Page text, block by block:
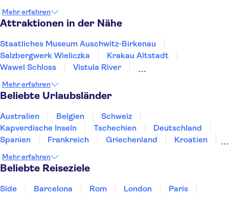
Mehr erfahren
Attraktionen in der Nähe
Staatliches Museum Auschwitz-Birkenau
Salzbergwerk Wieliczka
Krakau Altstadt
Wawel Schloss
Vistula River
Kazimierz-Viertel
Wawel Cathedral
Altstadt Warschau
Vistula River
Old Town Gdansk
Gdańsk Town Hall
Wroclaw Old Town
Mehr erfahren
Beliebte Urlaubsländer
Australien Belgien
Schweiz
Kapverdische Inseln
Tschechien
Deutschland
Spanien
Frankreich Griechenland
Kroatien
Norwegen
Polen
Mehr erfahren
Beliebte Reiseziele
Side Barcelona Rom London
Paris